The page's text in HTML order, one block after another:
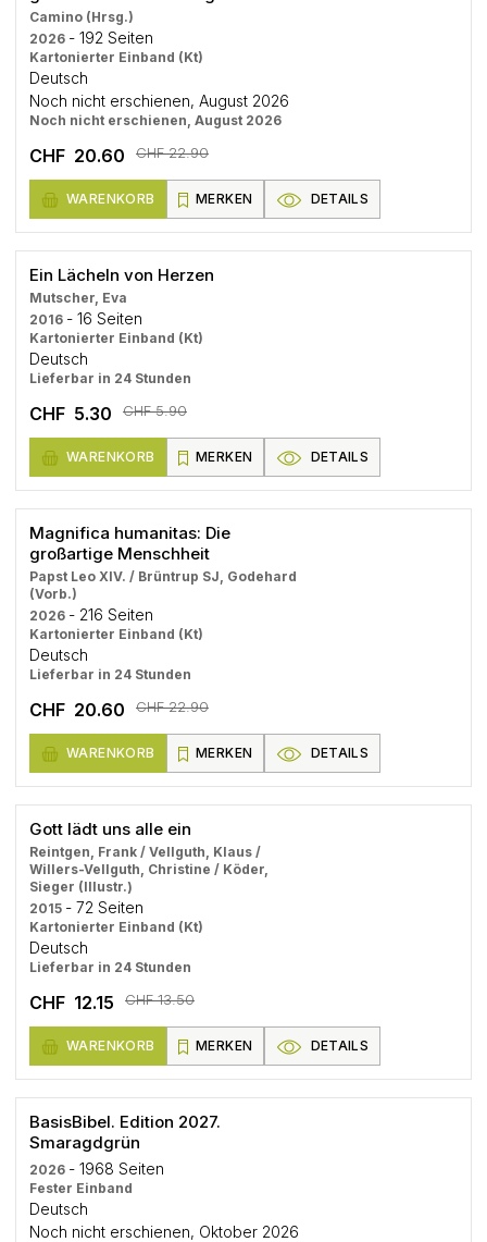
Camino (Hrsg.)
2026 - 192 Seiten
Kartonierter Einband (Kt)
Deutsch
Noch nicht erschienen, August 2026
Noch nicht erschienen, August 2026
CHF 20.60 CHF 22.90
WARENKORB MERKEN DETAILS
Ein Lächeln von Herzen
Mutscher, Eva
2016 - 16 Seiten
Kartonierter Einband (Kt)
Deutsch
Lieferbar in 24 Stunden
CHF 5.30 CHF 5.90
WARENKORB MERKEN DETAILS
Magnifica humanitas: Die
großartige Menschheit
Papst Leo XIV. / Brüntrup SJ, Godehard
(Vorb.)
2026 - 216 Seiten
Kartonierter Einband (Kt)
Deutsch
Lieferbar in 24 Stunden
CHF 20.60 CHF 22.90
WARENKORB MERKEN DETAILS
Gott lädt uns alle ein
Reintgen, Frank / Vellguth, Klaus /
Willers-Vellguth, Christine / Köder,
Sieger (Illustr.)
2015 - 72 Seiten
Kartonierter Einband (Kt)
Deutsch
Lieferbar in 24 Stunden
CHF 12.15 CHF 13.50
WARENKORB MERKEN DETAILS
BasisBibel. Edition 2027.
Smaragdgrün
2026 - 1968 Seiten
Fester Einband
Deutsch
Noch nicht erschienen, Oktober 2026